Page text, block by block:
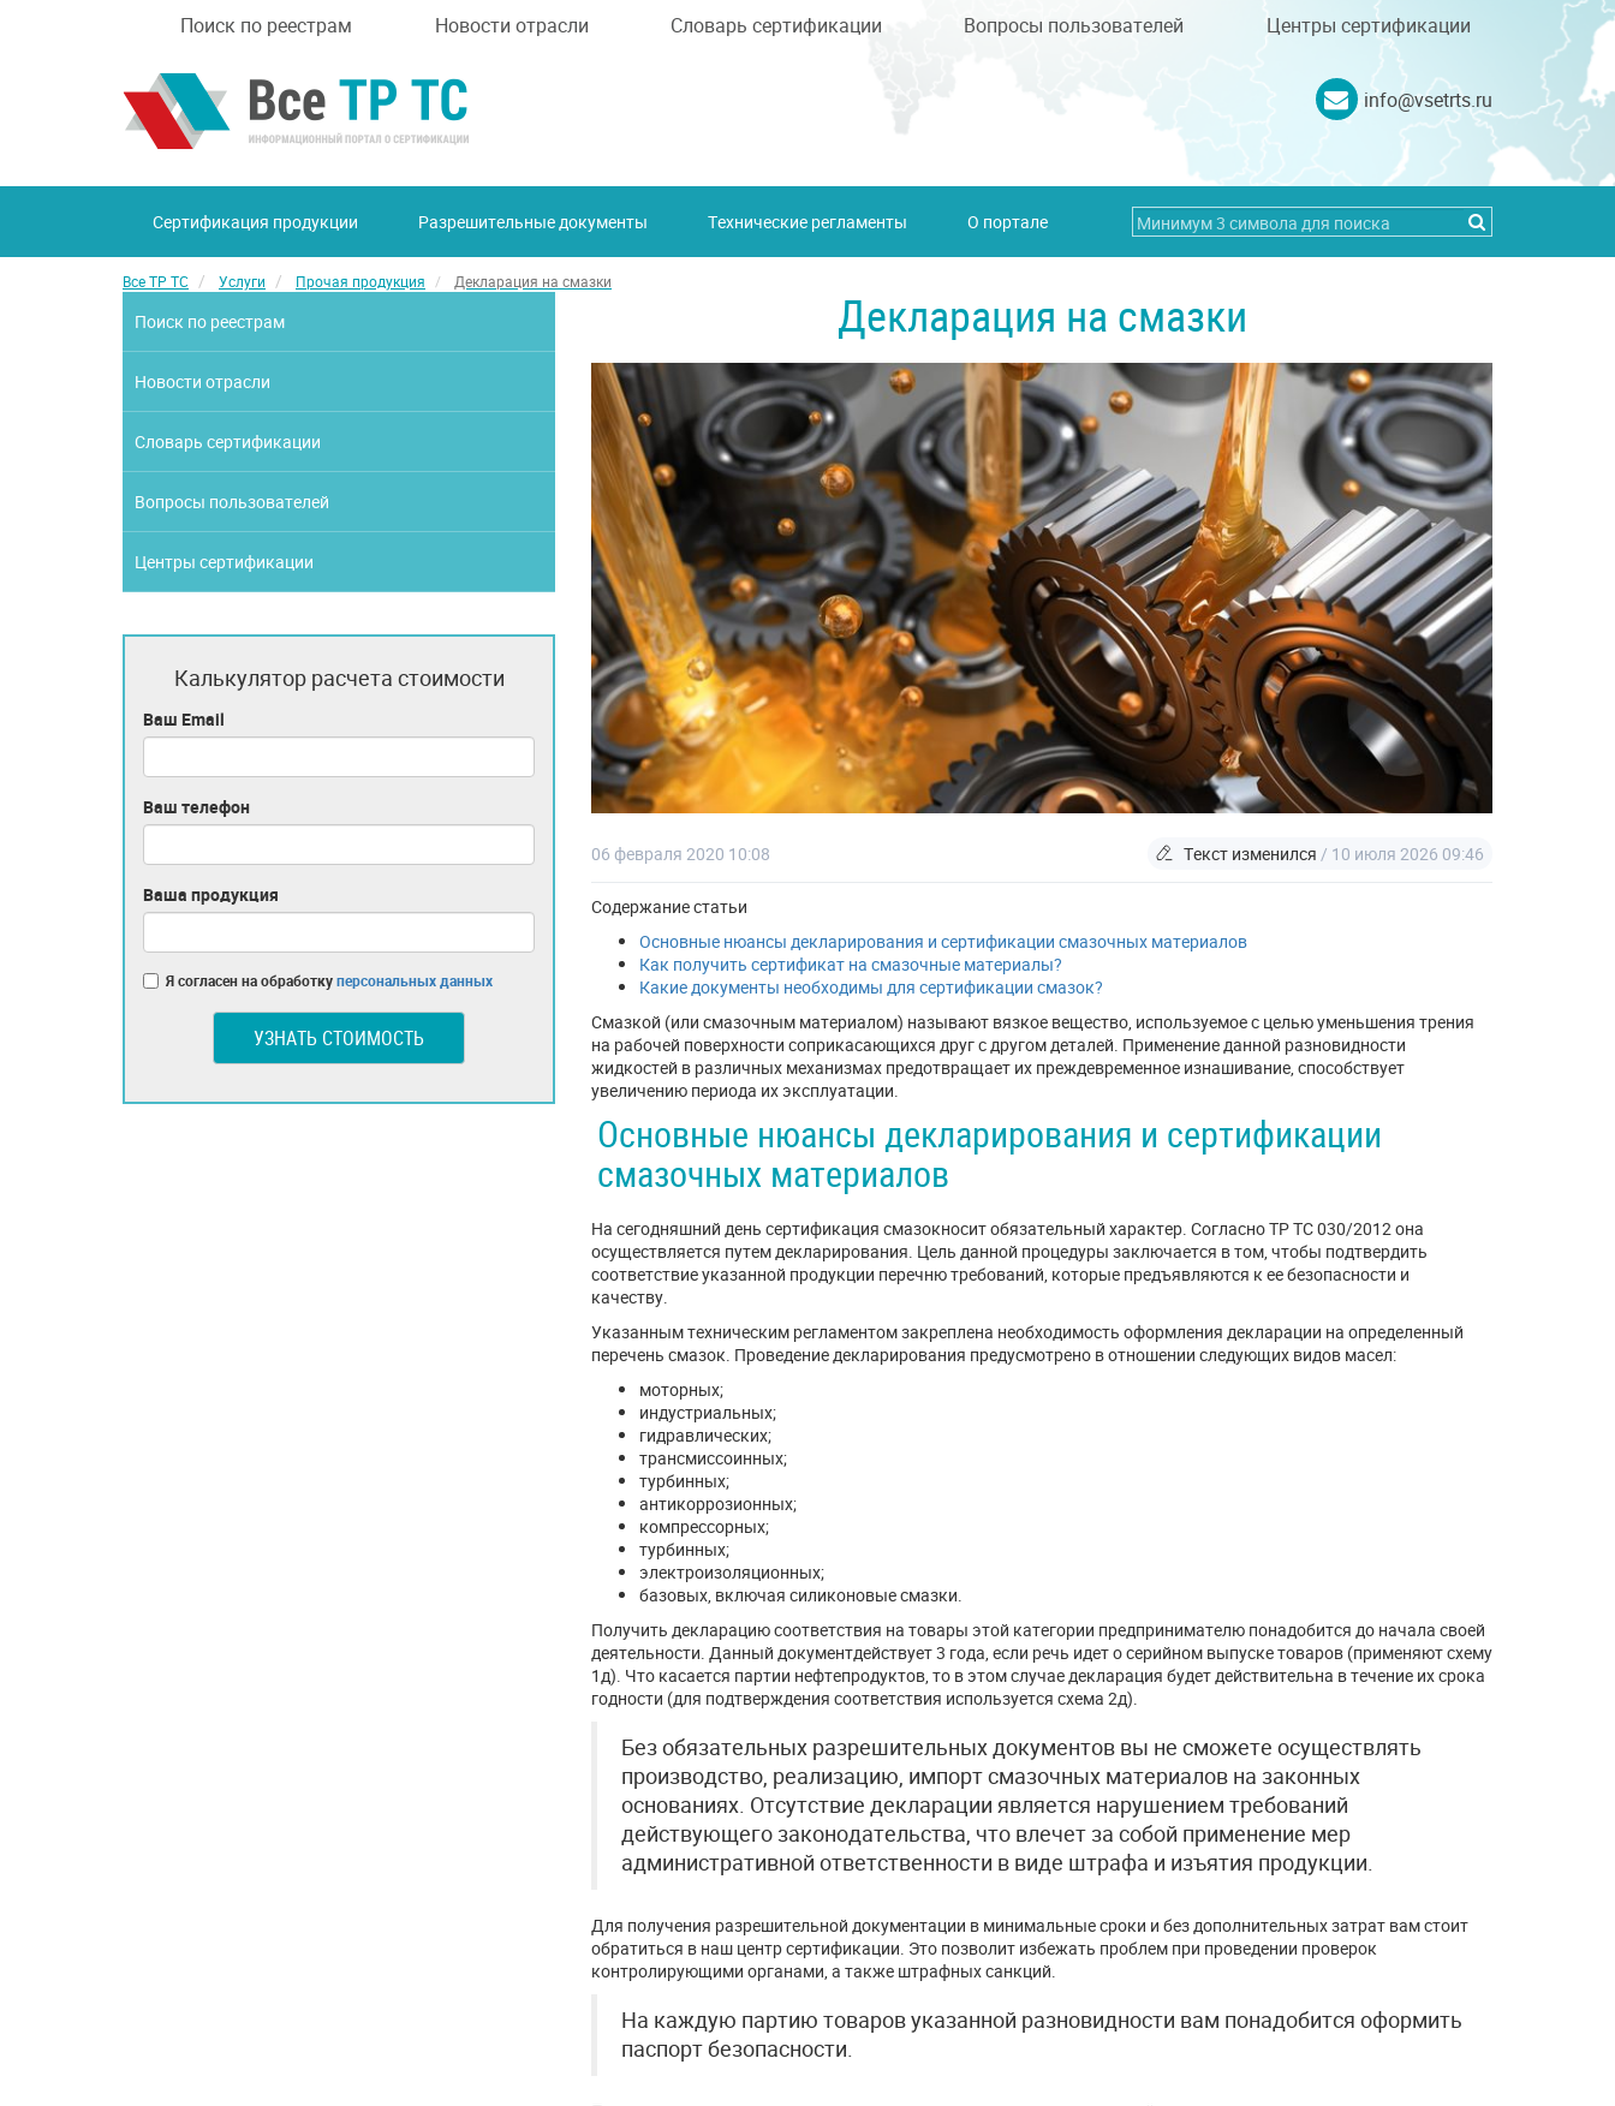
info@vsetrts.ru
Поиск по реестрам Новости отрасли Словарь сертификации Вопросы пользователей Центры сертификации
Сертификация продукции Разрешительные документы Технические регламенты О портале
Все ТР ТС Услуги Прочая продукция Декларация на смазки
Декларация на смазки
06 февраля 2020 10:08 Текст изменился / 10 июля 2026 09:46
Содержание статьи
Основные нюансы декларирования и сертификации смазочных материалов
Как получить сертификат на смазочные материалы?
Какие документы необходимы для сертификации смазок?
Смазкой (или смазочным материалом) называют вязкое вещество, используемое с целью уменьшения трения
на рабочей поверхности соприкасающихся друг с другом деталей. Применение данной разновидности
жидкостей в различных механизмах предотвращает их преждевременное изнашивание, способствует
увеличению периода их эксплуатации.
Основные нюансы декларирования и сертификации
смазочных материалов
На сегодняшний день сертификация смазокносит обязательный характер. Согласно ТР ТС 030/2012 она
осуществляется путем декларирования. Цель данной процедуры заключается в том, чтобы подтвердить
соответствие указанной продукции перечню требований, которые предъявляются к ее безопасности и
качеству.
Указанным техническим регламентом закреплена необходимость оформления декларации на определенный
перечень смазок. Проведение декларирования предусмотрено в отношении следующих видов масел:
моторных;
индустриальных;
гидравлических;
трансмиссоинных;
турбинных;
антикоррозионных;
компрессорных;
турбинных;
электроизоляционных;
базовых, включая силиконовые смазки.
Получить декларацию соответствия на товары этой категории предпринимателю понадобится до начала своей
деятельности. Данный документдействует 3 года, если речь идет о серийном выпуске товаров (применяют схему
1д). Что касается партии нефтепродуктов, то в этом случае декларация будет действительна в течение их срока
годности (для подтверждения соответствия используется схема 2д).
Без обязательных разрешительных документов вы не сможете осуществлять
производство, реализацию, импорт смазочных материалов на законных
основаниях. Отсутствие декларации является нарушением требований
действующего законодательства, что влечет за собой применение мер
административной ответственности в виде штрафа и изъятия продукции.
Для получения разрешительной документации в минимальные сроки и без дополнительных затрат вам стоит
обратиться в наш центр сертификации. Это позволит избежать проблем при проведении проверок
контролирующими органами, а также штрафных санкций.
На каждую партию товаров указанной разновидности вам понадобится оформить
паспорт безопасности.
Поиск по реестрам
Новости отрасли
Словарь сертификации
Вопросы пользователей
Центры сертификации
Калькулятор расчета стоимости
Ваш Email
Ваш телефон
Ваша продукция
Я согласен на обработкуперсональных данных
УЗНАТЬ СТОИМОСТЬ